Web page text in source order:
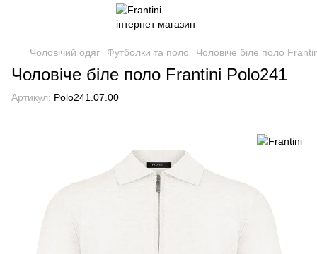
Чоловічий одяг Футболки та поло Чоловіче біле поло
Чоловіче біле поло Frantini Polo241
Артикул: Polo241.07.00